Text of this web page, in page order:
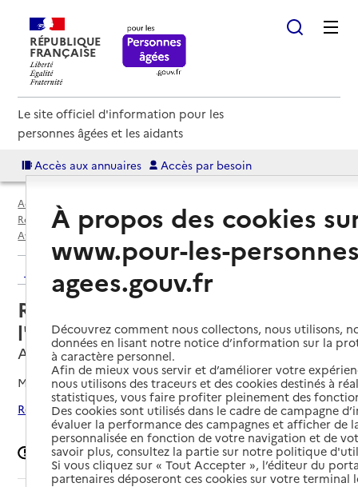
RÉPUBLIQUE
FRANÇAISE
Le site officiel d'information pour les
personnes âgées et les aidants
Accès aux annuaires Accès par besoin
Accueil
Résidences autonomie par département
Manche (50)
Avranches
Résidence autonomie Cité de l'automne
Retour aux résultats de l'annuaire
Résidence autonomie Cité de
l'automne
Avranches, MANCHE
Mis à jour le08/09/2024
Rechercher les établissements autour de Avranches
Signaler une erreur
À propos des cookies
www.pour-les-
agees.gouv.fr
Découvrez comment nous collectons, nous utilisons,
données en lisant notre notice d’information sur la
à caractère personnel.
Afin de mieux vous servir et d’améliorer votre
nous utilisons des traceurs et des cookies destinés à
statistiques, vous faire profiter pleinement des
Des cookies sont utilisés dans le cadre de campagne
évaluer la performance des campagnes et afficher de
personnalisée en fonction de votre navigation et de
savoir plus, consultez la partie sur notre politique
Si vous cliquez sur « Tout Accepter », l’éditeur du
partenaires déposeront ces cookies sur votre terminal